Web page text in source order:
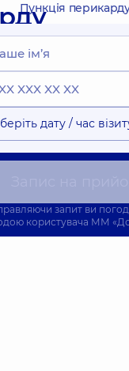
Пункція
дату / час
запит ви
користувача ММ